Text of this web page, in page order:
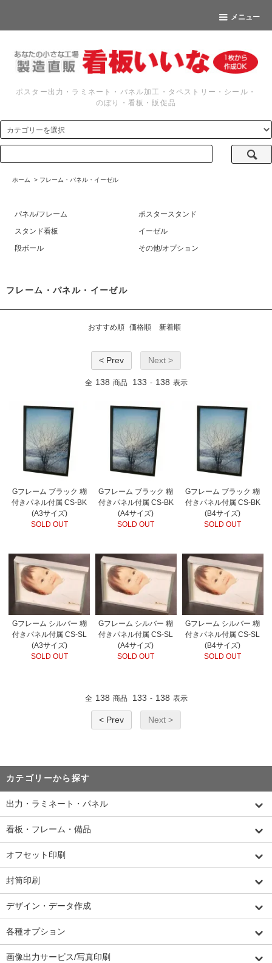
メニュー
ポスター出力・ラミネート・パネル加工・タペストリー・シール・
のぼり・看板・販促品
ホーム > フレーム・パネル・イーゼル
パネル/フレーム
ポスタースタンド
スタンド看板
イーゼル
段ボール
その他/オプション
フレーム・パネル・イーゼル
おすすめ順 価格順 新着順
< Prev Next >
全 138 商品 133 - 138 表示
Gフレーム ブラック 糊
付きパネル付属 CS-BK
(A3サイズ)
SOLD OUT
Gフレーム ブラック 糊
付きパネル付属 CS-BK
(A4サイズ)
SOLD OUT
Gフレーム ブラック 糊
付きパネル付属 CS-BK
(B4サイズ)
SOLD OUT
Gフレーム シルバー 糊
付きパネル付属 CS-SL
(A3サイズ)
SOLD OUT
Gフレーム シルバー 糊
付きパネル付属 CS-SL
(A4サイズ)
SOLD OUT
Gフレーム シルバー 糊
付きパネル付属 CS-SL
(B4サイズ)
SOLD OUT
全 138 商品 133 - 138 表示
< Prev Next >
カテゴリーから探す
出力・ラミネート・パネル
看板・フレーム・備品
オフセット印刷
封筒印刷
デザイン・データ作成
各種オプション
画像出力サービス/写真印刷